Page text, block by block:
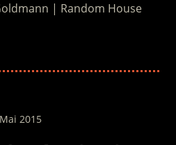
| Random House
Mai 2015